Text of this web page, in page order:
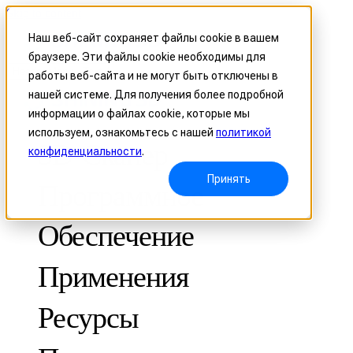
Наш веб-сайт сохраняет файлы cookie в вашем
браузере. Эти файлы cookie необходимы для
работы веб-сайта и не могут быть отключены в
нашей системе. Для получения более подробной
информации о файлах cookie, которые мы
используем, ознакомьтесь с нашей политикой
конфиденциальности.
Принять
Skip to content
Header Menu - Text
3D-Сканер
МЕТРОЛОГИЧЕСКИЕ ДЛЯ КОНТРОЛЯ КАЧЕСТВА
Оптическая координатно-измерительная система
Программное
Обеспечение
Применения
Ресурсы